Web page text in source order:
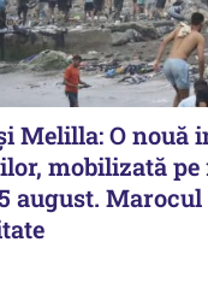
Melilla: O nouă
mobilizată pe
august. Marocul